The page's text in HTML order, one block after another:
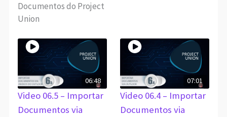
Documentos do Project
Union
06:48
Video 06.5 – Importar
Documentos via
07:01
Video 06.4 – Importar
Documentos via